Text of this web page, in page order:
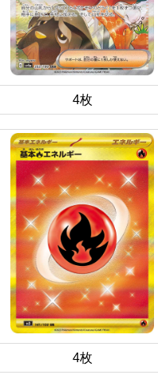
4枚
4枚